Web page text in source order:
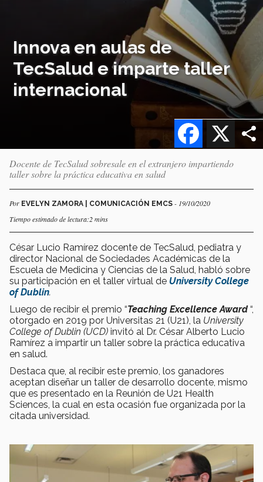
Innova en aulas de
TecSalud e imparte taller
internacional
X
Facebook
Docente de TecSalud sobresale en el extranjero impartiendo
taller sobre la práctica educativa en salud
Por EVELYN ZAMORA | COMUNICACIÓN EMCS - 19/10/2020
Tiempo estimado de lectura:2 mins
César Lucio Ramírez docente de TecSalud, pediatra y
director Nacional de Sociedades Académicas de la
Escuela de Medicina y Ciencias de la Salud, habló sobre
su participación en el taller virtual de University College
of Dublin.
Luego de recibir el premio “Teaching Excellence Award“,
otorgado en 2019 por Universitas 21 (U21), la University
College of Dublin (UCD) invitó al Dr. César Alberto Lucio
Ramírez a impartir un taller sobre la práctica educativa
en salud.
Destaca que, al recibir este premio, los ganadores
aceptan diseñar un taller de desarrollo docente, mismo
que es presentado en la Reunión de U21 Health
Sciences, la cual en esta ocasión fue organizada por la
citada universidad.